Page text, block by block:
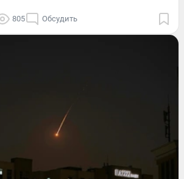
805 Обсудить